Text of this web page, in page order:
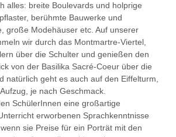
alles: breite Boulevards und holprige
berühmte Bauwerke und
große Modehäuser etc. Auf unserer
wir durch das Montmartre-Viertel,
über die Schulter und genießen den
von der Basilika Sacré-Coeur über die
natürlich geht es auch auf den Eiffelturm,
je nach Geschmack.
SchülerInnen eine großartige
erworbenen Sprachkenntnisse
sie Preise für ein Porträt mit den